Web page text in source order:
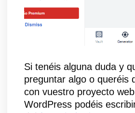
Si tenéis alguna duda y
preguntar algo o queréis
con vuestro proyecto
WordPress podéis